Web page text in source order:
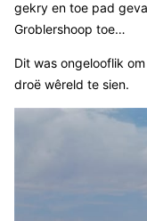
gekry en toe pad
Groblershoop toe…
Dit was ongelooflik
droë wêreld te sien.